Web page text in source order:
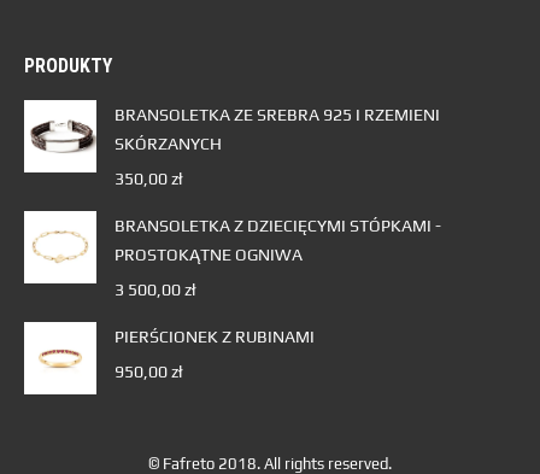
PRODUKTY
BRANSOLETKA ZE SREBRA 925 I RZEMIENI
SKÓRZANYCH
350,00zł
BRANSOLETKA Z DZIECIĘCYMI STÓPKAMI -
PROSTOKĄTNE OGNIWA
3 500,00zł
PIERŚCIONEK Z RUBINAMI
950,00zł
© Fafreto 2018. All rights reserved.